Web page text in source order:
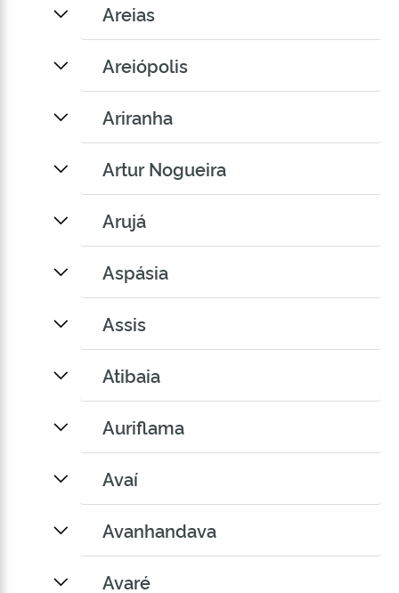
Areias
Areiópolis
Ariranha
Artur Nogueira
Arujá
Aspásia
Assis
Atibaia
Auriflama
Avaí
Avanhandava
Avaré